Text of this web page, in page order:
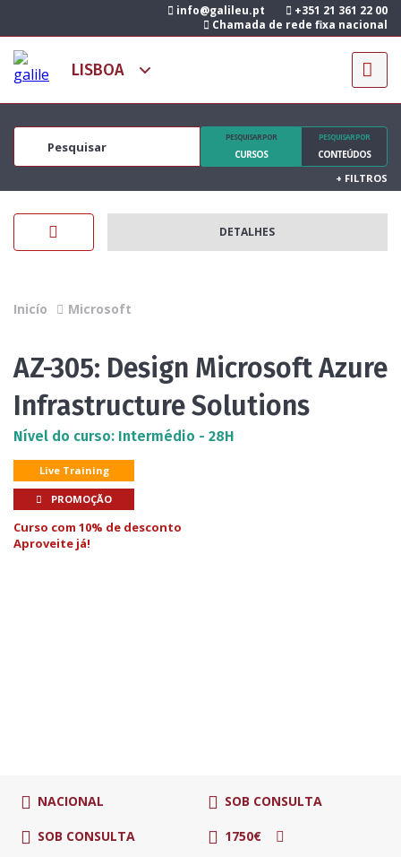
info@galileu.pt
+351 21 361 22 00
Chamada de rede fixa nacional
PESQUISAR POR
CURSOS
PESQUISAR POR
CONTEÚDOS
+ FILTROS
DETALHES
Inicío Microsoft
AZ-305: Design Microsoft Azure
Infrastructure Solutions
Nível do curso: Intermédio - 28H
Live Training
PROMOÇÃO
Curso com 10% de desconto
Aproveite já!
NACIONAL SOB CONSULTA
SOB CONSULTA 1750€